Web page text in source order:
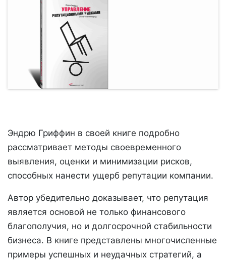
Эндрю Гриффин в своей книге подробно
рассматривает методы своевременного
выявления, оценки и минимизации рисков,
способных нанести ущерб репутации компании.
Автор убедительно доказывает, что репутация
является основой не только финансового
благополучия, но и долгосрочной стабильности
бизнеса. В книге представлены многочисленные
примеры успешных и неудачных стратегий, а